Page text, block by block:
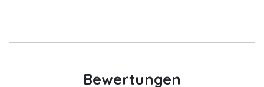
Bewertungen